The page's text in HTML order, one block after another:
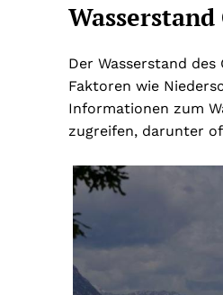
Der Wasserstand
Faktoren wie
Informationen zum
zugreifen, darunter